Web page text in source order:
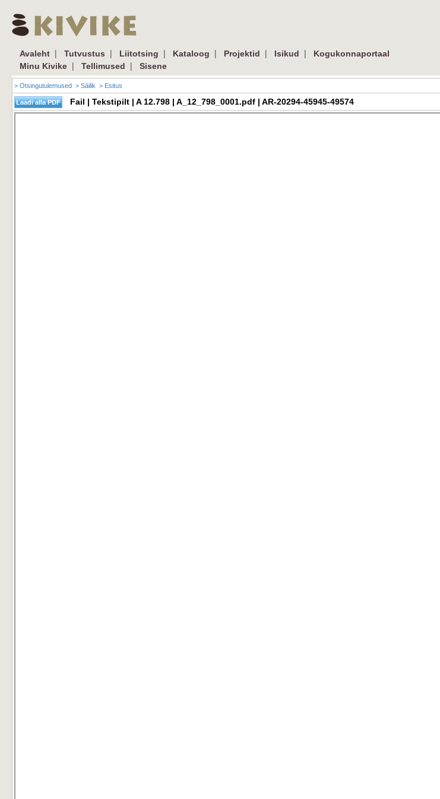
Avaleht | Tutvustus | Liitotsing | Kataloog | Projektid | Isikud |
Kogukonnaportaal
Minu Kivike | Tellimused | Sisene
> Otsingutulemused > Säilik > Esitus
Fail | Tekstipilt | A 12.798 | A_12_798_0001.pdf | AR-20294-45945-49574